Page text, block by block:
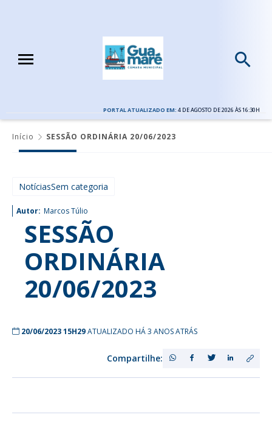
PORTAL ATUALIZADO EM: 4 DE AGOSTO DE 2026 ÀS 16:30H
Início SESSÃO ORDINÁRIA 20/06/2023
NotíciasSem categoria
Autor: Marcos Túlio
SESSÃO
ORDINÁRIA
20/06/2023
20/06/2023 15H29ATUALIZADO HÁ 3 ANOS ATRÁS
Compartilhe: